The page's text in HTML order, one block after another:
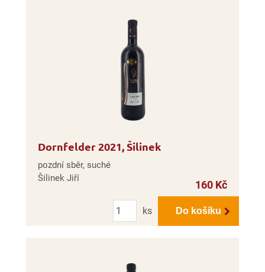
Dornfelder 2021, Šilinek
pozdní sběr, suché
Šilinek Jiří
160 Kč
Počet
ks
Do košíku